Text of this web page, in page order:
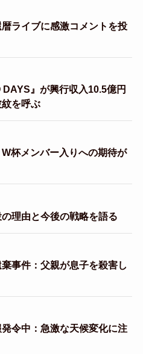
ライブに感激コメントを投
』が興行収入10.5億円
を呼ぶ
杯メンバー入りへの期待が
理由と今後の戦略を語る
事件：父親が息子を殺害し
令中：急激な天候変化に注